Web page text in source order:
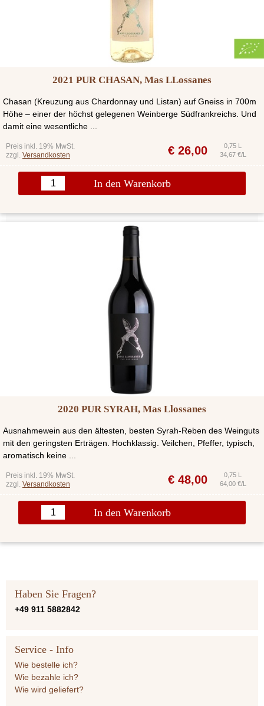
2021 PUR CHASAN, Mas LLossanes
Chasan (Kreuzung aus Chardonnay und Listan) auf Gneiss in 700m
Höhe – einer der höchst gelegenen Weinberge Südfrankreichs. Und
damit eine wesentliche ...
Preis inkl. 19% MwSt.
zzgl. Versandkosten € 26,00
0,75 L
34,67 €/L
In den Warenkorb
2020 PUR SYRAH, Mas Llossanes
Ausnahmewein aus den ältesten, besten Syrah-Reben des Weinguts
mit den geringsten Erträgen. Hochklassig. Veilchen, Pfeffer, typisch,
aromatisch keine ...
Preis inkl. 19% MwSt.
zzgl. Versandkosten € 48,00
0,75 L
64,00 €/L
In den Warenkorb
Haben Sie Fragen?
+49 911 5882842
Service - Info
Wie bestelle ich?
Wie bezahle ich?
Wie wird geliefert?